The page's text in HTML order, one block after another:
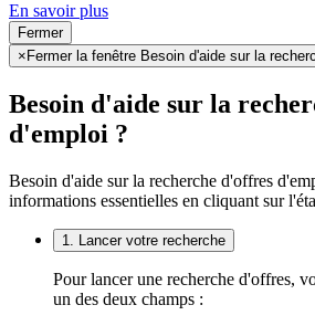
En savoir plus
Fermer
× Fermer la fenêtre Besoin d'aide sur la
Besoin d'aide sur la
d'emploi ?
Besoin d'aide sur la recherche d'offres
informations essentielles en cliquant sur
1. Lancer votre recherche
Pour lancer une recherche d'offres,
un des deux champs :